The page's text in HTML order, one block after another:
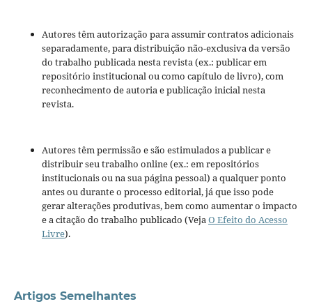
Autores têm autorização para assumir contratos adicionais
separadamente, para distribuição não-exclusiva da versão
do trabalho publicada nesta revista (ex.: publicar em
repositório institucional ou como capítulo de livro), com
reconhecimento de autoria e publicação inicial nesta
revista.
Autores têm permissão e são estimulados a publicar e
distribuir seu trabalho online (ex.: em repositórios
institucionais ou na sua página pessoal) a qualquer ponto
antes ou durante o processo editorial, já que isso pode
gerar alterações produtivas, bem como aumentar o impacto
e a citação do trabalho publicado (VejaO Efeito do Acesso
Livre).
Artigos Semelhantes